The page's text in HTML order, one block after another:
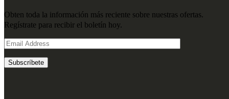
Obten toda la información más reciente sobre nuestras ofertas.
Regístrate para recibir el boletín hoy.